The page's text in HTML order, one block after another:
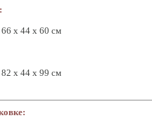
66 х 44 х 60 см
82 х 44 х 99 см